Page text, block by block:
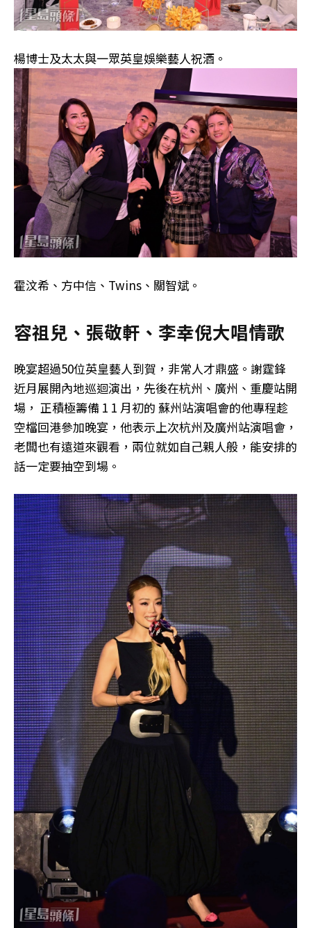
楊博士及太太與一眾英皇娛樂藝人祝酒。
霍汶希、方中信、Twins、關智斌。
容祖兒、張敬軒、李幸倪大唱情歌
晚宴超過50位英皇藝人到賀，非常人才鼎盛。謝霆鋒
近月展開內地巡迴演出，先後在杭州、廣州、重慶站開
場， 正積極籌備 1 1 月初的 蘇州站演唱會的他專程趁
空檔回港參加晚宴，他表示上次杭州及廣州站演唱會，
老闆也有遠道來觀看，兩位就如自己親人般，能安排的
話一定要抽空到場。